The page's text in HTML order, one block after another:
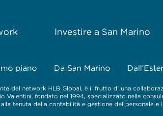
Investire a San Marino
piano Da San Marino
del network HLB Global, è il frutto di una
Valentini, fondato nel 1994, specializzato nella
tenuta della contabilità e gestione del personale e